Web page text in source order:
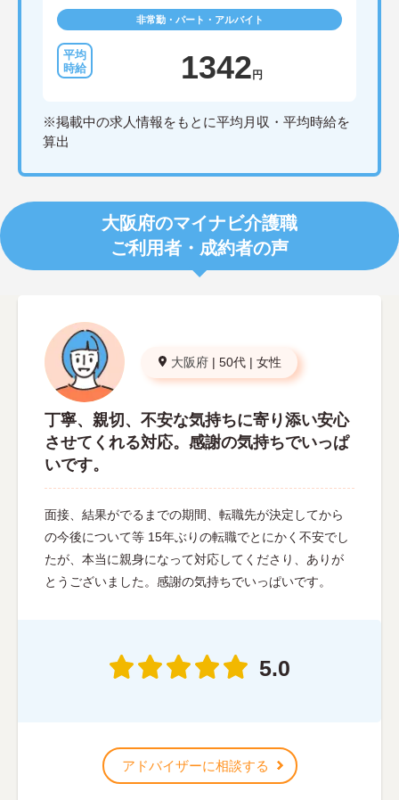
非常勤・パート・アルバイト
1342 円
※掲載中の求人情報をもとに平均月収・平均時給を
算出
大阪府のマイナビ介護職
ご利用者・成約者の声
大阪府 | 50代 | 女性
丁寧、親切、不安な気持ちに寄り添い安心
させてくれる対応。感謝の気持ちでいっぱ
いです。
面接、結果がでるまでの期間、転職先が決定してから
の今後について等 15年ぶりの転職でとにかく不安でし
たが、本当に親身になって対応してくださり、ありが
とうございました。感謝の気持ちでいっぱいです。
5.0
アドバイザーに相談する